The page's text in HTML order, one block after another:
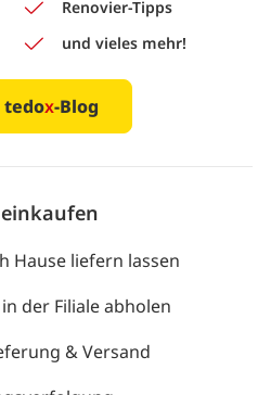
Renovier-Tipps
und vieles mehr!
tedox-Blog
Hause liefern lassen
der Filiale abholen
& Versand